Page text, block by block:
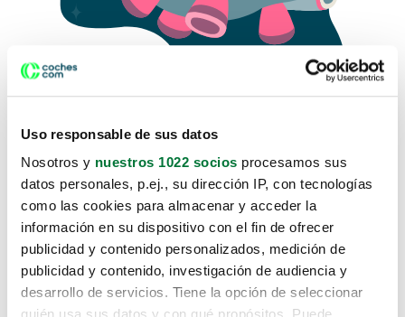
Uso responsable de sus datos
Nosotros y nuestros 1022 socios procesamos sus
datos personales, p.ej., su dirección IP, con tecnologías
como las cookies para almacenar y acceder la
información en su dispositivo con el fin de ofrecer
publicidad y contenido personalizados, medición de
publicidad y contenido, investigación de audiencia y
desarrollo de servicios. Tiene la opción de seleccionar
Lo sentimos, no sabemos como
te hemos traido hasta aquí.
Pero puedes encontrar el coche que estás